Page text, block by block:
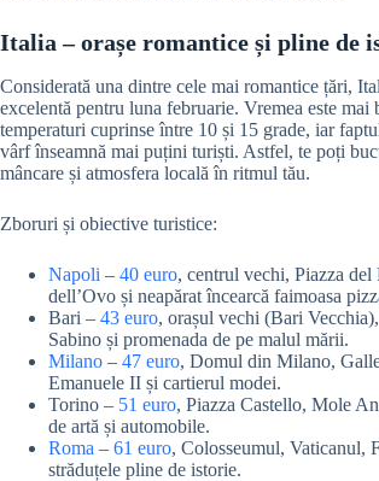
Italia – orașe romantice și pline de
Considerată una dintre cele mai romantice țări,
excelentă pentru luna februarie. Vremea este mai
temperaturi cuprinse între 10 și 15 grade, iar
vârf înseamnă mai puțini turiști. Astfel, te poți
mâncare și atmosfera locală în ritmul tău.
Zboruri și obiective turistice:
Napoli – 40 euro, centrul vechi, Piazza del
dell’Ovo și neapărat încearcă faimoasa
Bari – 43 euro, orașul vechi (Bari
Sabino și promenada de pe malul mării.
Milano – 47 euro, Domul din Milano,
Emanuele II și cartierul modei.
Torino – 51 euro, Piazza Castello, Mole
de artă și automobile.
Roma – 61 euro, Colosseumul, Vaticanul,
străduțele pline de istorie.